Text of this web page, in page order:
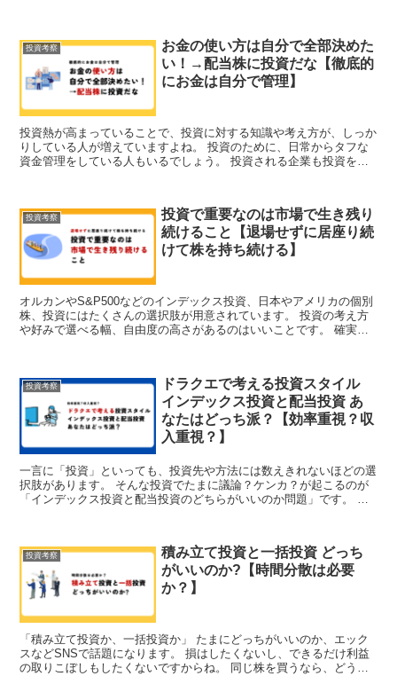
投資考察
お金の使い方は自分で全部決めた
い！→配当株に投資だな【徹底的
にお金は自分で管理】
投資熱が高まっていることで、投資に対する知識や考え方が、しっか
りしている人が増えていますよね。 投資のために、日常からタフな
資金管理をしている人もいるでしょう。 投資される企業も投資をし
投資考察
投資で重要なのは市場で生き残り
続けること【退場せずに居座り続
けて株を持ち続ける】
オルカンやS&P500などのインデックス投資、日本やアメリカの個別
株、投資にはたくさんの選択肢が用意されています。 投資の考え方
や好みで選べる幅、自由度の高さがあるのはいいことです。 確実な
投資考察
ドラクエで考える投資スタイル
インデックス投資と配当投資 あ
なたはどっち派？【効率重視？収
入重視？】
一言に「投資」といっても、投資先や方法には数えきれないほどの選
択肢があります。 そんな投資でたまに議論？ケンカ？が起こるのが
「インデックス投資と配当投資のどちらがいいのか問題」です。 そ
投資考察
積み立て投資と一括投資 どっち
がいいのか?【時間分散は必要
か？】
「積み立て投資か、一括投資か」 たまにどっちがいいのか、エック
スなどSNSで話題になります。 損はしたくないし、できるだけ利益
の取りこぼしもしたくないですからね。 同じ株を買うなら、どうや